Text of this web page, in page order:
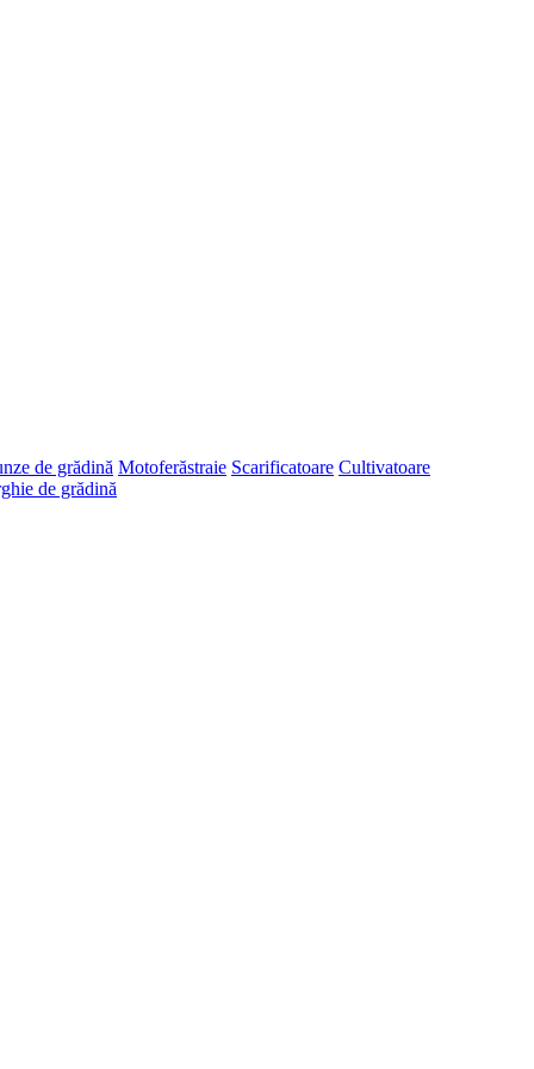
de grădină Motoferăstraie Scarificatoare Cultivatoare
de grădină